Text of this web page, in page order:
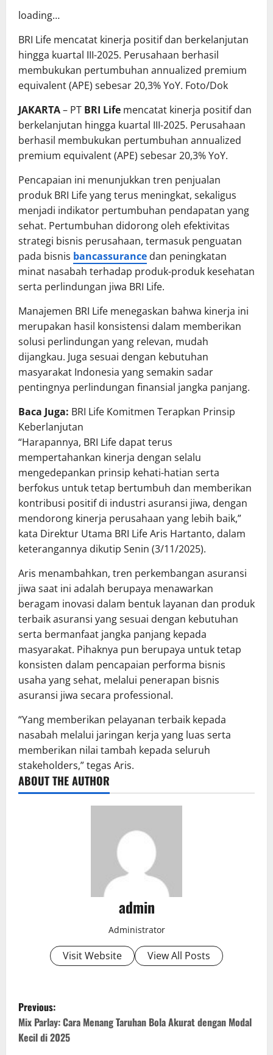
loading…
BRI Life mencatat kinerja positif dan berkelanjutan
hingga kuartal III-2025. Perusahaan berhasil
membukukan pertumbuhan annualized premium
equivalent (APE) sebesar 20,3% YoY. Foto/Dok
JAKARTA– PT BRI Life mencatat kinerja positif dan
berkelanjutan hingga kuartal III-2025. Perusahaan
berhasil membukukan pertumbuhan annualized
premium equivalent (APE) sebesar 20,3% YoY.
Pencapaian ini menunjukkan tren penjualan
produk BRI Life yang terus meningkat, sekaligus
menjadi indikator pertumbuhan pendapatan yang
sehat. Pertumbuhan didorong oleh efektivitas
strategi bisnis perusahaan, termasuk penguatan
pada bisnis bancassurance dan peningkatan
minat nasabah terhadap produk-produk kesehatan
serta perlindungan jiwa BRI Life.
Manajemen BRI Life menegaskan bahwa kinerja ini
merupakan hasil konsistensi dalam memberikan
solusi perlindungan yang relevan, mudah
dijangkau. Juga sesuai dengan kebutuhan
masyarakat Indonesia yang semakin sadar
pentingnya perlindungan finansial jangka panjang.
Baca Juga: BRI Life Komitmen Terapkan Prinsip
Keberlanjutan
“Harapannya, BRI Life dapat terus
mempertahankan kinerja dengan selalu
mengedepankan prinsip kehati-hatian serta
berfokus untuk tetap bertumbuh dan memberikan
kontribusi positif di industri asuransi jiwa, dengan
mendorong kinerja perusahaan yang lebih baik,”
kata Direktur Utama BRI Life Aris Hartanto, dalam
keterangannya dikutip Senin (3/11/2025).
Aris menambahkan, tren perkembangan asuransi
jiwa saat ini adalah berupaya menawarkan
beragam inovasi dalam bentuk layanan dan produk
terbaik asuransi yang sesuai dengan kebutuhan
serta bermanfaat jangka panjang kepada
masyarakat. Pihaknya pun berupaya untuk tetap
konsisten dalam pencapaian performa bisnis
usaha yang sehat, melalui penerapan bisnis
asuransi jiwa secara professional.
“Yang memberikan pelayanan terbaik kepada
nasabah melalui jaringan kerja yang luas serta
memberikan nilai tambah kepada seluruh
stakeholders,” tegas Aris.
ABOUT THE AUTHOR
admin
Administrator
Visit Website View All Posts
P
o
Previous:
Mix Parlay: Cara Menang Taruhan Bola Akurat dengan Modal
Kecil di 2025